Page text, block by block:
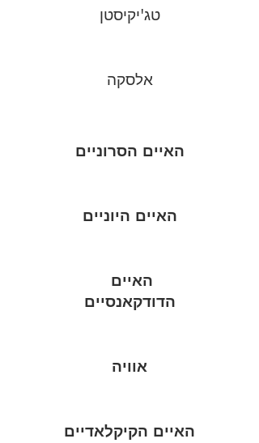
טג'יקיסטן
אלסקה
האיים הסרוניים
האיים היוניים
האיים
הדודקאנסיים
אוויה
האיים הקיקלאדיים